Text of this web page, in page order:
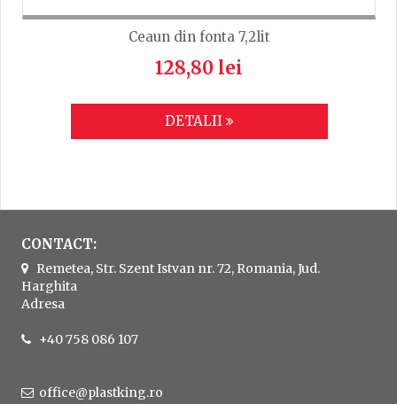
Ceaun din fonta 7,2lit
128,80 lei
DETALII
CONTACT:
Remetea, Str. Szent Istvan nr. 72, Romania, Jud.
Harghita
Adresa
+40 758 086 107
office@plastking.ro